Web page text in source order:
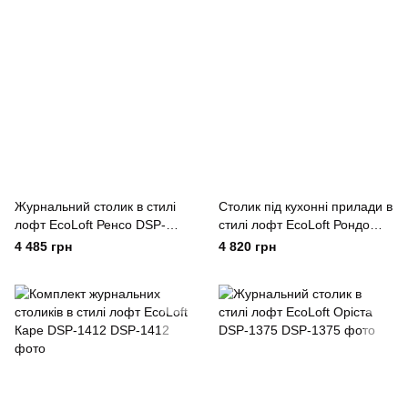
Журнальний столик в стилі
лофт EcoLoft Ренсо DSP-
1435
4 485 грн
Столик під кухонні прилади в
стилі лофт EcoLoft Рондо
DSP-1228
4 820 грн